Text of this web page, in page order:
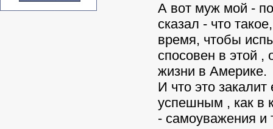
А вот муж мой -
сказал - что
время, чтобы
спосовен в этой ,
жизни в Америке.
И что это
успешным , как в
- самоуважения и